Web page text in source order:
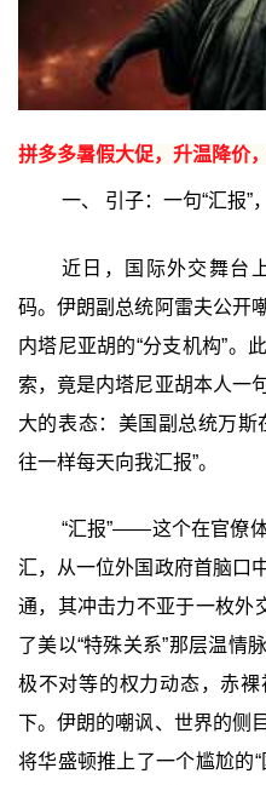
拼多多暑假大促，升温降价
一、 引子：一句“汇报”
近日，国际外交舞台
码。伊朗副总统阿雷夫公开
内塔尼亚胡的“分支机构”。
索，竟是内塔尼亚胡本人一
大的表态：美国副总统万斯
往一样每天向我汇报”。
“汇报”——这个在官僚
汇，从一位外国政府首脑口
通，其冲击力不亚于一枚外
了美以“特殊关系”那层温情
极不对等的权力动态，赤
下。伊朗的嘲讽、世界的侧
将华盛顿推上了一个尴尬的